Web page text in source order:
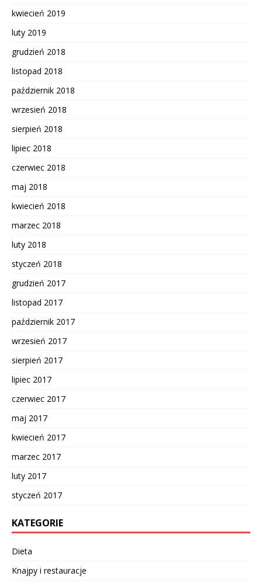
kwiecień 2019
luty 2019
grudzień 2018
listopad 2018
październik 2018
wrzesień 2018
sierpień 2018
lipiec 2018
czerwiec 2018
maj 2018
kwiecień 2018
marzec 2018
luty 2018
styczeń 2018
grudzień 2017
listopad 2017
październik 2017
wrzesień 2017
sierpień 2017
lipiec 2017
czerwiec 2017
maj 2017
kwiecień 2017
marzec 2017
luty 2017
styczeń 2017
KATEGORIE
Dieta
Knajpy i restauracje